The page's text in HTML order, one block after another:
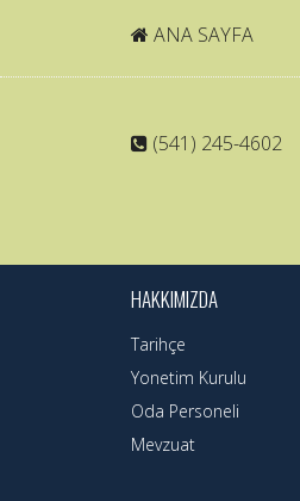
ANA SAYFA
(541) 245-4602
HAKKIMIZDA
Tarihçe
Yonetim Kurulu
Oda Personeli
Mevzuat